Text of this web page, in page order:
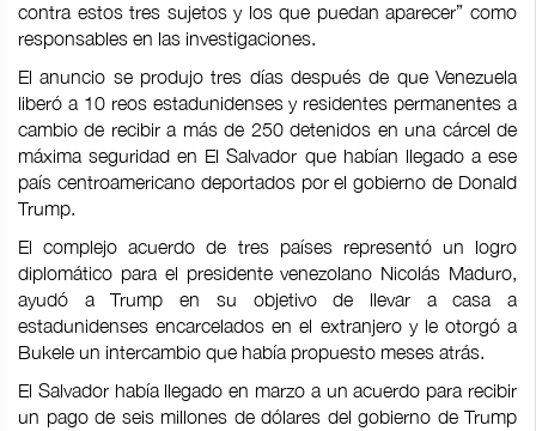
contra estos tres sujetos y los que puedan aparecer” como
responsables en las investigaciones.
El anuncio se produjo tres días después de que Venezuela
liberó a 10 reos estadunidenses y residentes permanentes a
cambio de recibir a más de 250 detenidos en una cárcel de
máxima seguridad en El Salvador que habían llegado a ese
país centroamericano deportados por el gobierno de Donald
Trump.
El complejo acuerdo de tres países representó un logro
diplomático para el presidente venezolano Nicolás Maduro,
ayudó a Trump en su objetivo de llevar a casa a
estadunidenses encarcelados en el extranjero y le otorgó a
Bukele un intercambio que había propuesto meses atrás.
El Salvador había llegado en marzo a un acuerdo para recibir
un pago de seis millones de dólares del gobierno de Trump